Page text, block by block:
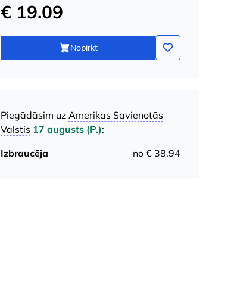
€ 19.09
Nopirkt
Piegādāsim uz Amerikas Savienotās
Valstis 17 augusts (P.):
Izbraucēja
no € 38.94